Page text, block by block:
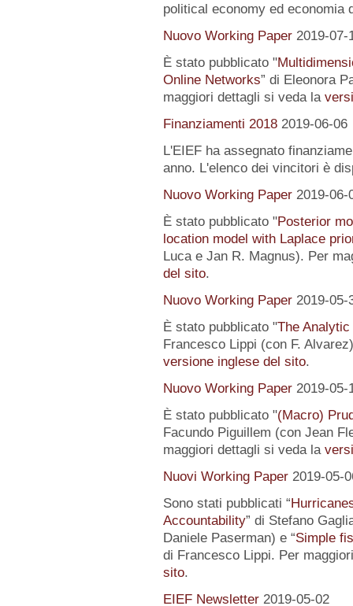
political economy ed
Nuovo Working Paper 2019-07-
È stato pubblicato "
Online Networks” di Eleonora
maggiori dettagli si veda la
Finanziamenti 2018 2019-06-06
L'EIEF ha assegnato
anno. L'elenco dei vincitori è
Nuovo Working Paper 2019-06-
È stato pubblicato "Posterior
location model with Laplace
Luca e Jan R. Magnus). Per
del sito.
Nuovo Working Paper 2019-05-
È stato pubblicato "The
Francesco Lippi (con F.
versione inglese del sito.
Nuovo Working Paper 2019-05-
È stato pubblicato "(Macro)
Facundo Piguillem (con Jean
maggiori dettagli si veda la
Nuovi Working Paper 2019-05-
Sono stati pubblicati “
Accountability” di Stefano
Daniele Paserman) e “Simple
di Francesco Lippi. Per
sito.
EIEF Newsletter 2019-05-02